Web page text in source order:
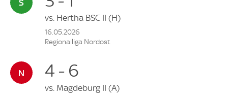
vs. Hertha BSC II (H)
16.05.2026
Regionalliga Nordost
4 - 6
vs. Magdeburg II (A)